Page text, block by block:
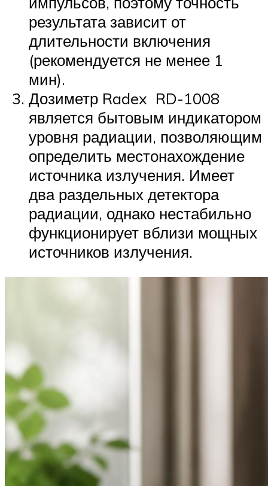
результата зависит от
длительности включения
(рекомендуется не менее 1
мин).
Дозиметр Radex RD-1008
является бытовым индикатором
уровня радиации, позволяющим
определить местонахождение
источника излучения. Имеет
два раздельных детектора
радиации, однако нестабильно
функционирует вблизи мощных
источников излучения.